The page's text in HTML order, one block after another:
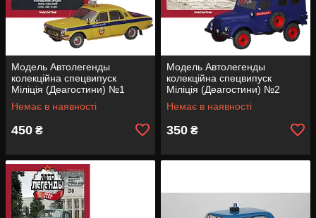
Модель Автолегенды
колекційна спецвипуск
Міліція (Деагостини) №1
ГАЗ-24 Волга ДАІ (1:43)
Немає в наявності
450 ₴
Модель Автолегенды
колекційна спецвипуск
Міліція (Деагостини) №2
ГАЗ-69 Міліція (1:43)
Немає в наявності
350 ₴